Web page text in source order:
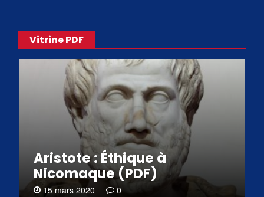
Vitrine PDF
Aristote : Éthique à
Nicomaque (PDF)
15 mars 2020 0